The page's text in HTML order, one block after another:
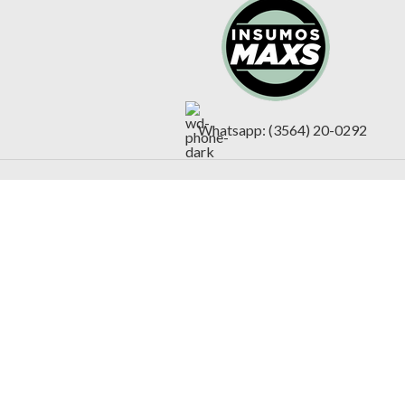
Whatsapp: (3564) 20-0292